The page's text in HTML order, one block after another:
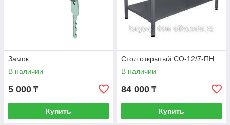
Замок
В наличии
5 000 ₸
Купить
Стол открытый СО-12/7-ПН
В наличии
84 000 ₸
Купить